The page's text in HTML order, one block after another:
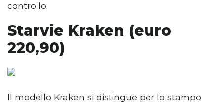
controllo.
Starvie Kraken (euro
220,90)
Il modello Kraken si distingue per lo stampo